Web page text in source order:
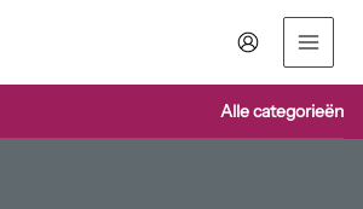
Alle categorieën